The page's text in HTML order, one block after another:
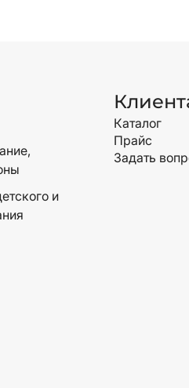
и
Каталог
Прайс
Задать